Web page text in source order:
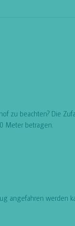
zu beachten? Die
Meter betragen.
angefahren werden